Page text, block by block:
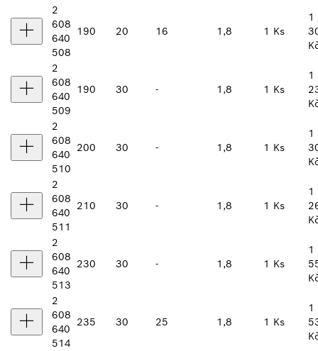
2
608
640
508
190 20 16 1,8 1 Ks
1
2
608
640
509
190 30 - 1,8 1 Ks
1
2
608
640
510
200 30 - 1,8 1 Ks
1
2
608
640
511
210 30 - 1,8 1 Ks
1
2
608
640
513
230 30 - 1,8 1 Ks
1
2
608
640
514
235 30 25 1,8 1 Ks
1